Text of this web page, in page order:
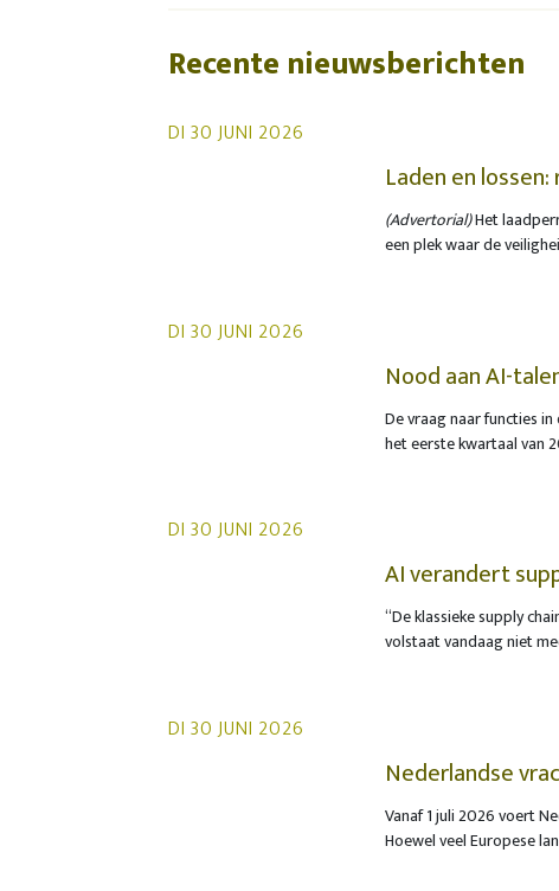
Recente nieuwsberichten
DI 30 JUNI 2026
Laden en
(Advertorial)Het
een plek waar de
DI 30 JUNI 2026
Nood aan AI-
proporties
De vraag naar functies
het eerste kwartaal van
DI 30 JUNI 2026
AI verandert
“De klassieke supply
volstaat vandaag niet
DI 30 JUNI 2026
Nederlandse
tolsystemen
Vanaf 1 juli 2026 voert
Hoewel veel Europese